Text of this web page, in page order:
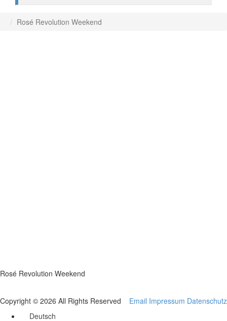
Rosé Revolution Weekend
Rosé Revolution Weekend
Copyright © 2026 All Rights Reserved Email Impressum Datenschutz
Deutsch